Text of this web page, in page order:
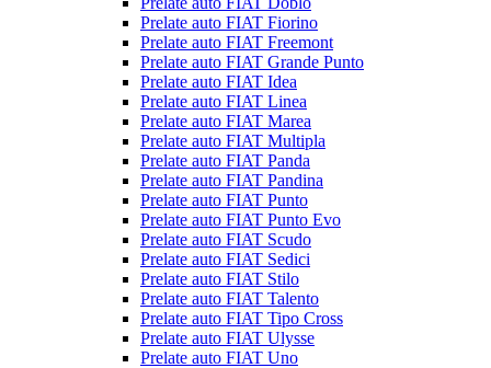
Prelate auto FIAT Fiorino
Prelate auto FIAT Freemont
Prelate auto FIAT Grande Punto
Prelate auto FIAT Idea
Prelate auto FIAT Linea
Prelate auto FIAT Marea
Prelate auto FIAT Multipla
Prelate auto FIAT Panda
Prelate auto FIAT Pandina
Prelate auto FIAT Punto
Prelate auto FIAT Punto Evo
Prelate auto FIAT Scudo
Prelate auto FIAT Sedici
Prelate auto FIAT Stilo
Prelate auto FIAT Talento
Prelate auto FIAT Tipo Cross
Prelate auto FIAT Ulysse
Prelate auto FIAT Uno